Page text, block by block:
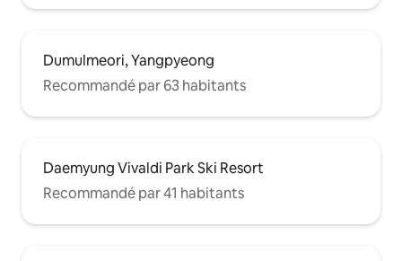
Dumulmeori, Yangpyeong
Recommandé par 63 habitants
Daemyung Vivaldi Park Ski Resort
Recommandé par 41 habitants